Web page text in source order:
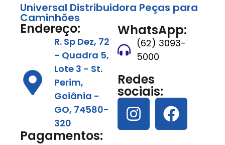
Universal Distribuidora Peças para
Caminhões
Endereço:
R. Sp Dez, 72
- Quadra 5,
Lote 3 - St.
Perim,
Goiânia -
GO, 74580-
320
Pagamentos:
WhatsApp:
(62) 3093-
5000
Redes
sociais: